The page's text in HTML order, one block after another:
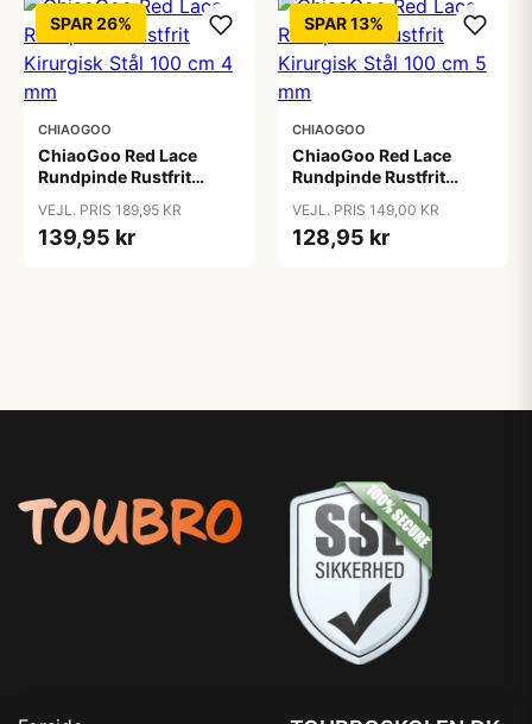
SPAR 26%
CHIAOGOO
ChiaoGoo Red Lace
Rundpinde Rustfrit
mm
VEJL. PRIS 189,95 KR
139,95 kr
SPAR 13%
CHIAOGOO
ChiaoGoo Red Lace
Rundpinde Rustfrit
mm
VEJL. PRIS 149,00 KR
128,95 kr